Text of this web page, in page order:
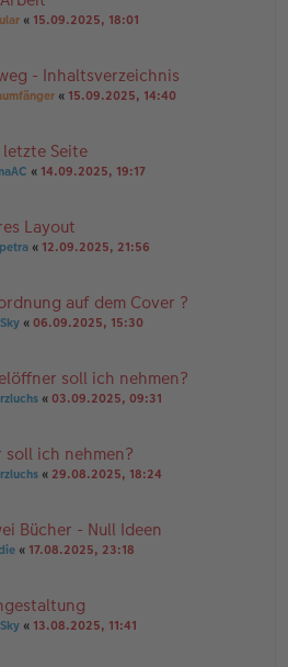
« 15.09.2025, 18:01
- Inhaltsverzeichnis
« 15.09.2025, 14:40
Seite
« 14.09.2025, 19:17
Layout
« 12.09.2025, 21:56
auf dem Cover ?
« 06.09.2025, 15:30
soll ich nehmen?
« 03.09.2025, 09:31
soll ich nehmen?
« 29.08.2025, 18:24
Bücher - Null Ideen
« 17.08.2025, 23:18
« 13.08.2025, 11:41